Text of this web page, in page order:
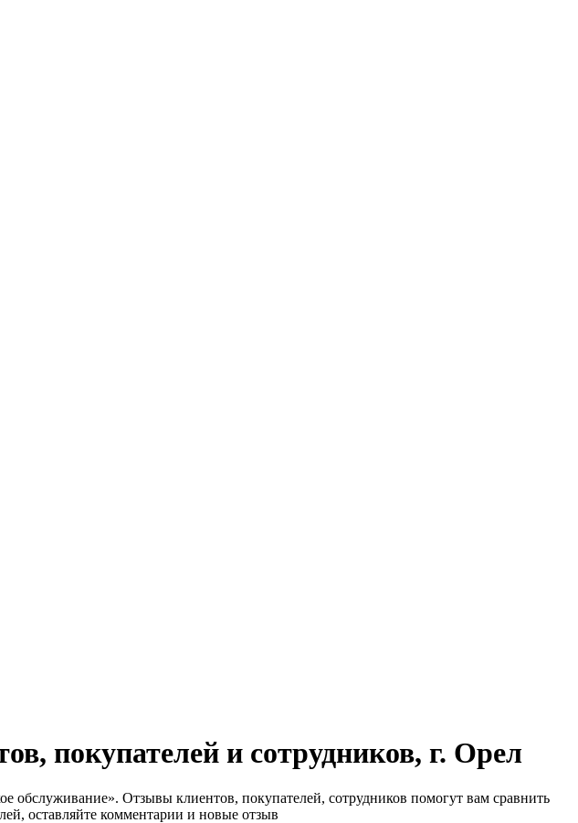
покупателей и сотрудников, г. Орел
обслуживание». Отзывы клиентов, покупателей, сотрудников помогут вам сравнить
оставляйте комментарии и новые отзыв